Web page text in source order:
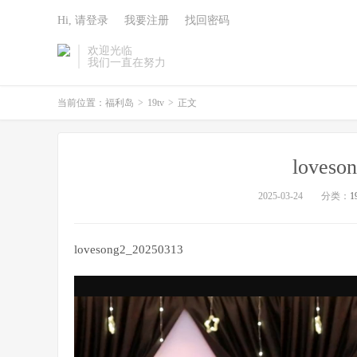
欢迎光临
我们一直在努力
Hi, 请登录 我要注册 找回密码
当前位置： 福利岛 > 19tv > 正文
2025-03-24 分类：
lovesong2_20250313